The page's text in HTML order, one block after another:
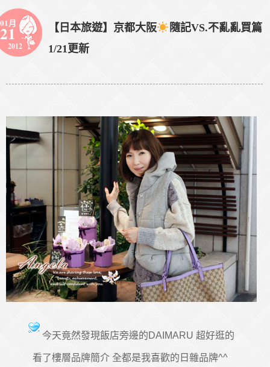
01月
21
2012
【日本旅遊】京都大阪
隨記VS.不亂亂買篇
1/21更新
今天竟然發現飯店旁邊的DAIMARU 超好逛的
看了樓層品牌簡介 全都是我喜歡的日雜品牌^^